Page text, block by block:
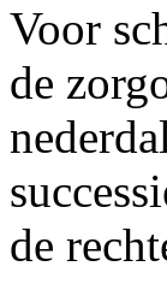
Voor
de
de